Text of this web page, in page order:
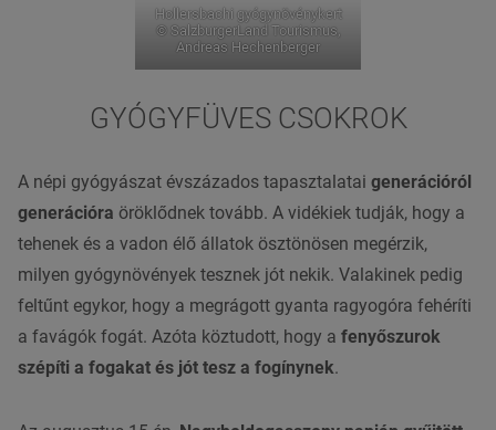
Hollersbachi gyógynövénykert
© SalzburgerLand Tourismus,
Andreas Hechenberger
GYÓGYFÜVES CSOKROK
A népi gyógyászat évszázados tapasztalatai generációról
generációra öröklődnek tovább. A vidékiek tudják, hogy a
tehenek és a vadon élő állatok ösztönösen megérzik,
milyen gyógynövények tesznek jót nekik. Valakinek pedig
feltűnt egykor, hogy a megrágott gyanta ragyogóra fehéríti
a favágók fogát. Azóta köztudott, hogy a fenyőszurok
szépíti a fogakat és jót tesz a fogínynek.